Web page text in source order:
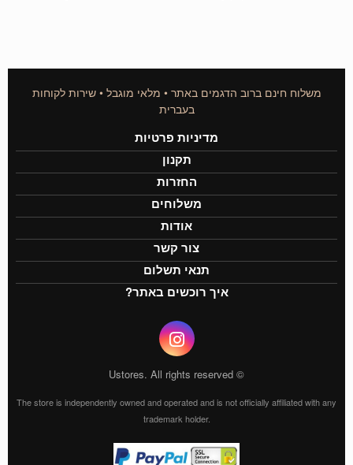
משלוח חינם ברוב הדגמים באתר • מלאי מוגבל • שירות לקוחות
בעברית
מדיניות פרטיות
תקנון
החזרות
משלוחים
אודות
צור קשר
תנאי תשלום
איך רוכשים באתר?
© Ustores. All rights reserved
The store is independently owned and operated and is not officially affiliated with any
trademark holder.